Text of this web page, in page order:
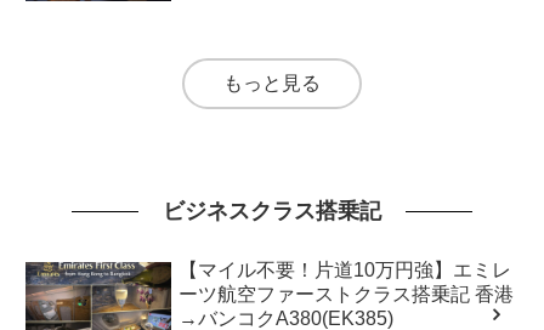
もっと見る
ビジネスクラス搭乗記
【マイル不要！片道10万円強】エミレ
ーツ航空ファーストクラス搭乗記 香港
→バンコクA380(EK385)